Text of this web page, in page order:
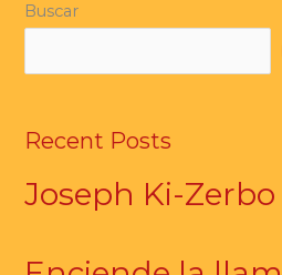
Buscar
Recent Posts
Joseph Ki-Zerbo